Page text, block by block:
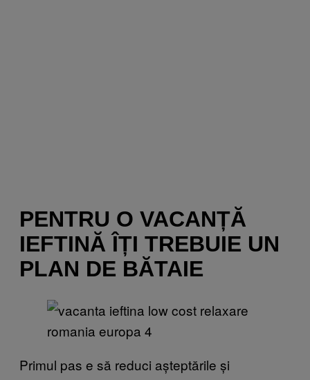
PENTRU O VACANȚĂ
IEFTINĂ ÎȚI TREBUIE UN
PLAN DE BĂTAIE
Primul pas e să reduci așteptările și